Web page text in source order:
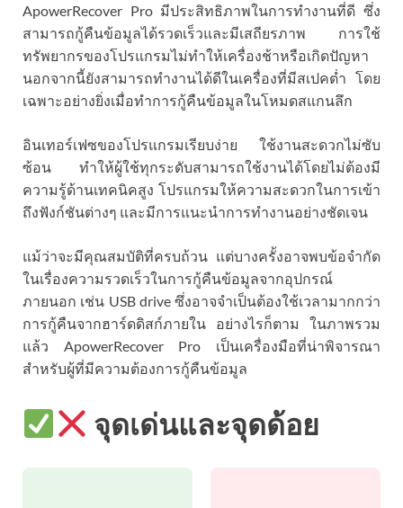
ApowerRecover Pro มีประสิทธิภาพในการทำงานที่ดี ซึ่ง
สามารถกู้คืนข้อมูลได้รวดเร็วและมีเสถียรภาพ การใช้
ทรัพยากรของโปรแกรมไม่ทำให้เครื่องช้าหรือเกิดปัญหา
นอกจากนี้ยังสามารถทำงานได้ดีในเครื่องที่มีสเปคต่ำ โดย
เฉพาะอย่างยิ่งเมื่อทำการกู้คืนข้อมูลในโหมดสแกนลึก
อินเทอร์เฟซของโปรแกรมเรียบง่าย ใช้งานสะดวกไม่ซับ
ซ้อน ทำให้ผู้ใช้ทุกระดับสามารถใช้งานได้โดยไม่ต้องมี
ความรู้ด้านเทคนิคสูง โปรแกรมให้ความสะดวกในการเข้า
ถึงฟังก์ชันต่างๆ และมีการแนะนำการทำงานอย่างชัดเจน
แม้ว่าจะมีคุณสมบัติที่ครบถ้วน แต่บางครั้งอาจพบข้อจำกัด
ในเรื่องความรวดเร็วในการกู้คืนข้อมูลจากอุปกรณ์
ภายนอก เช่น USB drive ซึ่งอาจจำเป็นต้องใช้เวลามากกว่า
การกู้คืนจากฮาร์ดดิสก์ภายใน อย่างไรก็ตาม ในภาพรวม
แล้ว ApowerRecover Pro เป็นเครื่องมือที่น่าพิจารณา
สำหรับผู้ที่มีความต้องการกู้คืนข้อมูล
จุดเด่นและจุดด้อย